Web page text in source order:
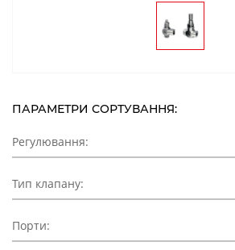
ПАРАМЕТРИ СОРТУВАННЯ:
Регулювання:
Тип клапану:
Порти: